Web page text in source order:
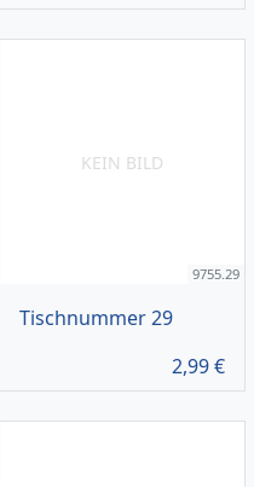
KEIN BILD
9755.29
Tischnummer 29
2,99€